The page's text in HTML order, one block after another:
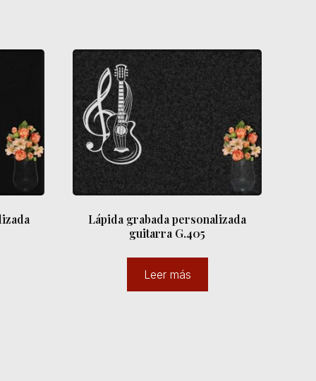
Lápida grabada personalizada
guitarra G.405
Leer más